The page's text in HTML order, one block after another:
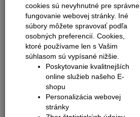
Podlahové profily
Plávajúce podlahy
Dvere
Obklady na stenu
cookies sú nevyhnutné pre správne
fungovanie webovej stránky. Iné
súbory môžete spravovať podľa
osobných preferencií. Cookies,
ktoré používame len s Vašim
súhlasom sú vypísané nižšie.
Poskytovanie kvalitnejších
online služieb našeho E-
shopu
Personalizácia webovej
stránky